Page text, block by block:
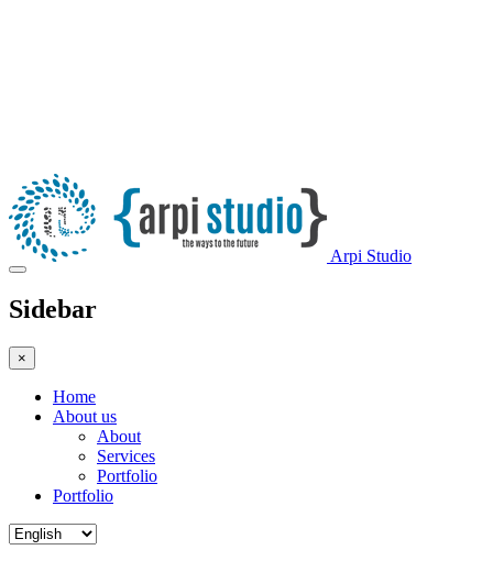
Arpi Studio
Sidebar
×
Home
About us
About
Services
Portfolio
Portfolio